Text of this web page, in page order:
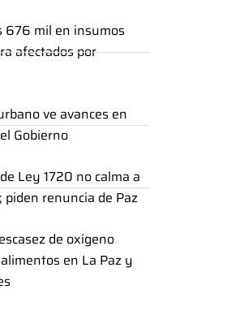
676 mil en insumos
afectados por
ve avances en
Gobierno
Ley 1720 no calma a
piden renuncia de Paz
de oxígeno
en La Paz y